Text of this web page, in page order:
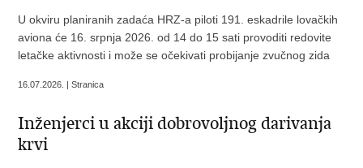
U okviru planiranih zadaća HRZ-a piloti 191. eskadrile lovačkih
aviona će 16. srpnja 2026. od 14 do 15 sati provoditi redovite
letačke aktivnosti i može se očekivati probijanje zvučnog zida
16.07.2026. | Stranica
Inženjerci u akciji dobrovoljnog darivanja
krvi